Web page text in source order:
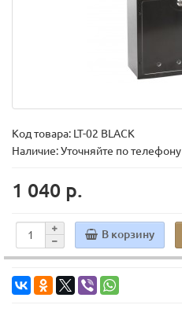
Код товара: LT-02 BLACK
Наличие: Уточняйте по телефону
1 040 р.
В корзину